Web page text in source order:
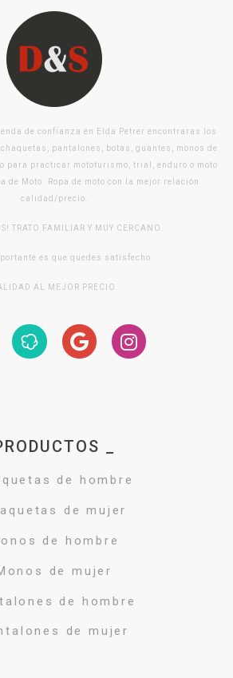
de confianza en Elda Petrer encontraras los
pantalones, botas, guantes, monos de
para practicar mototurismo, trial, enduro o moto
de Moto. Ropa de moto con la mejor relación
calidad/precio.
TRATO FAMILIAR Y MUY CERCANO.
es que quedes satisfecho.
AL MEJOR PRECIO.
_
de hombre
de mujer
de hombre
de mujer
de hombre
de mujer